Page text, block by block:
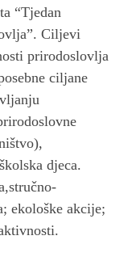
“Tjedan
Ciljevi
prirodoslovlja
ciljane
djeca.
ekološke akcije;